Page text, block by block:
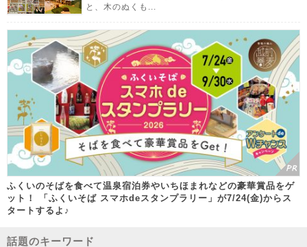
と、木のぬくも...
ふくいのそばを食べて温泉宿泊券やいちほまれなどの豪華賞品をゲ
ット！ 「ふくいそば スマホdeスタンプラリー」が7/24(金)からス
タートするよ♪
話題のキーワード